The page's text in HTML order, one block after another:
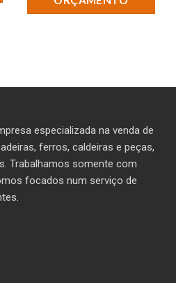
especializada na venda de
ferros, caldeiras e peças,
Trabalhamos somente com
focados num serviço de